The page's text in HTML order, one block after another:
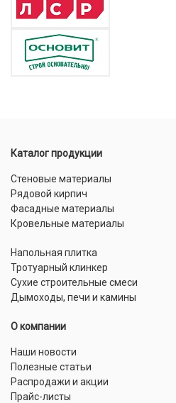
Каталог продукции
Стеновые материалы
Рядовой кирпич
Фасадные материалы
Кровельные материалы
Напольная плитка
Тротуарный клинкер
Сухие строительные смеси
Дымоходы, печи и камины
О компании
Наши новости
Полезные статьи
Распродажи и акции
Прайс-листы